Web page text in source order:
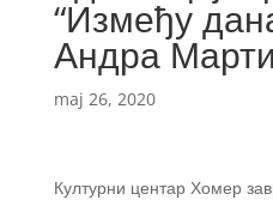
“Између
Андра
maj 26, 2020
Културни центар Хомер